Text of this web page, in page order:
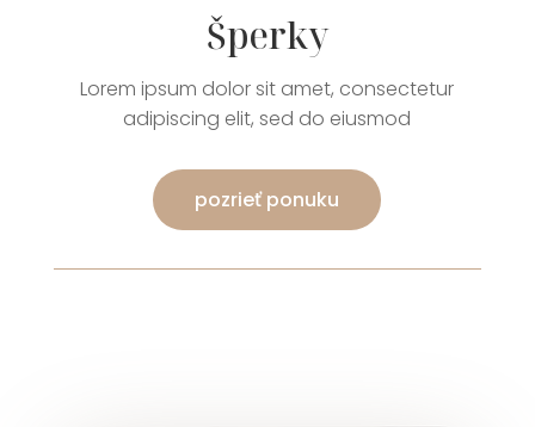
Šperky
Lorem ipsum dolor sit amet, consectetur
adipiscing elit, sed do eiusmod
pozrieť ponuku